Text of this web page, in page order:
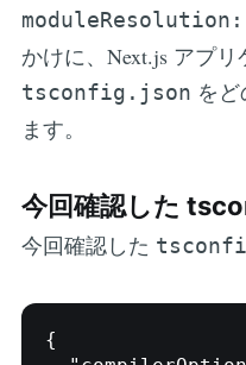
かけに、Next.js アプ
tsconfig.json を
ます。
今回確認した
今回確認した
{